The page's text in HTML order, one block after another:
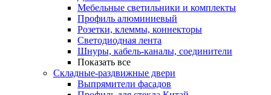
Мебельные светильники и комплекты
Профиль алюминиевый
Розетки, клеммы, коннекторы
Светодиодная лента
Шнуры, кабель-каналы, соединители
Показать все
Складные-раздвижные двери
Выпрямители фасадов